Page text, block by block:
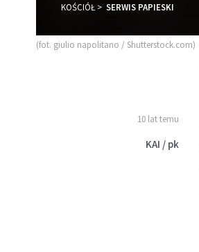
KOŚCIÓŁ SERWIS PAPIESKI
(fot. giulio napolitano / Shutterstock.com)
10 lat temu
KAI / pk